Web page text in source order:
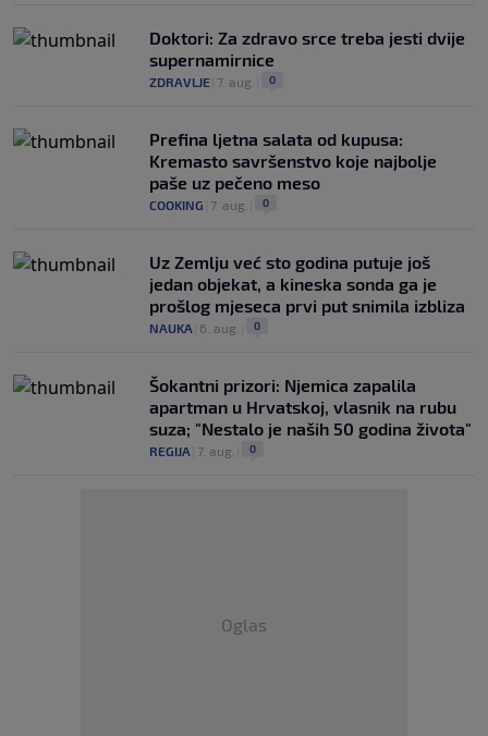
Doktori: Za zdravo srce treba jesti dvije
supernamirnice
ZDRAVLJE 7. aug. 0
Prefina ljetna salata od kupusa:
Kremasto savršenstvo koje najbolje
paše uz pečeno meso
COOKING 7. aug. 0
Uz Zemlju već sto godina putuje još
jedan objekat, a kineska sonda ga je
prošlog mjeseca prvi put snimila izbliza
NAUKA 6. aug. 0
Šokantni prizori: Njemica zapalila
apartman u Hrvatskoj, vlasnik na rubu
suza; "Nestalo je naših 50 godina života"
REGIJA 7. aug. 0
Oglas